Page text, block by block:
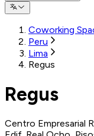
Coworking
Peru
Lima
Regus
Regus
Centro Empresarial